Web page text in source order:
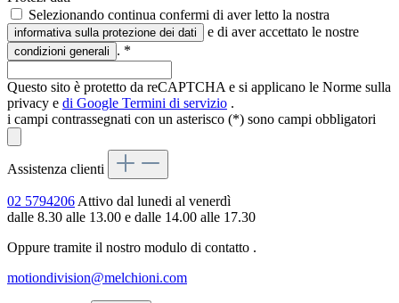
Selezionando continua confermi di aver letto la nostra
informativa sulla protezione dei dati e di aver accettato le nostre
condizioni generali . *
Questo sito è protetto da reCAPTCHA e si applicano le Norme sulla
privacy e di Google Termini di servizio .
i campi contrassegnati con un asterisco (*) sono campi obbligatori
Assistenza clienti
02 5794206Attivo dal lunedi al venerdì
dalle 8.30 alle 13.00 e dalle 14.00 alle 17.30
Oppure tramite il nostro modulo di contatto .
motiondivision@melchioni.com